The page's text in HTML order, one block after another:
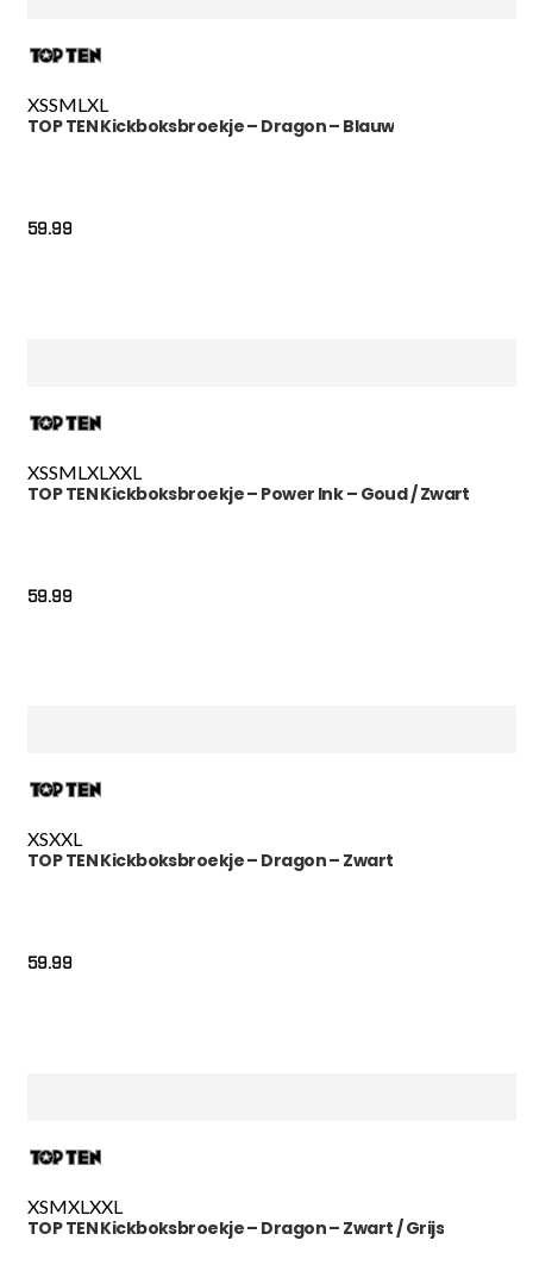
XSSMLXL
TOP TEN Kickboksbroekje – Dragon – Blauw
59.99
XSSML XL XXL
TOP TEN Kickboksbroekje – Power Ink – Goud / Zwart
59.99
XSXXL
TOP TEN Kickboksbroekje – Dragon – Zwart
59.99
XSMXL XXL
TOP TEN Kickboksbroekje – Dragon – Zwart / Grijs